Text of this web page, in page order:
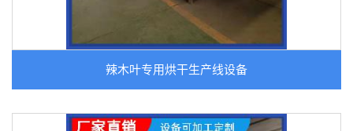
辣木叶专用烘干生产线设备